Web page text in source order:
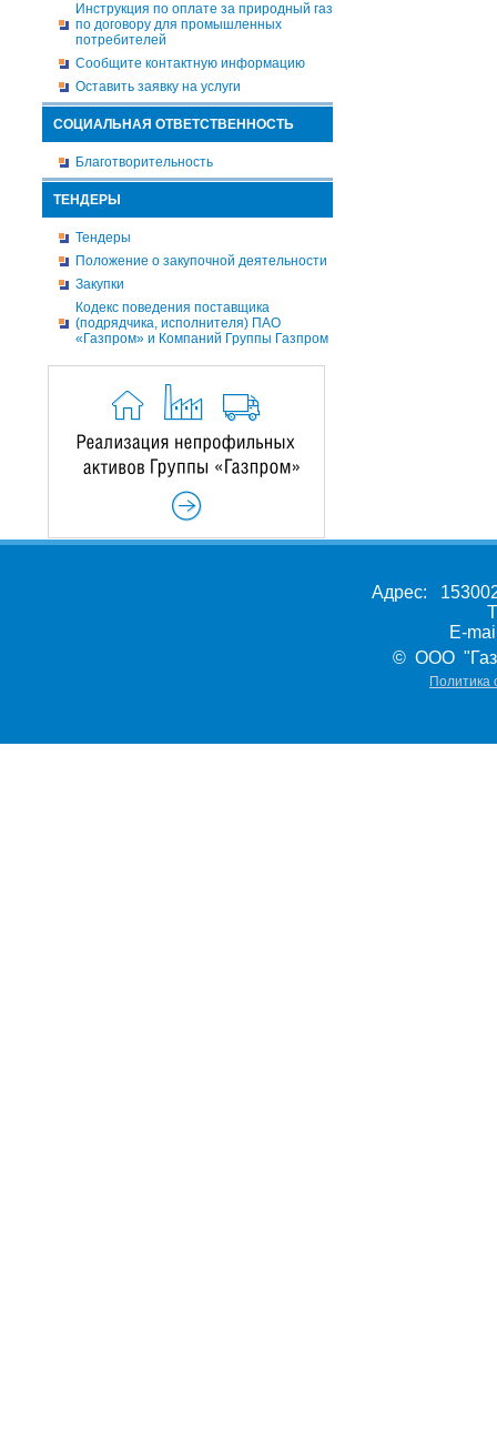
Инструкция по оплате за природный газ
по договору для промышленных
потребителей
Сообщите контактную информацию
Оставить заявку на услуги
СОЦИАЛЬНАЯ ОТВЕТСТВЕННОСТЬ
Благотворительность
ТЕНДЕРЫ
Тендеры
Положение о закупочной деятельности
Закупки
Кодекс поведения поставщика
(подрядчика, исполнителя) ПАО
«Газпром» и Компаний Группы Газпром
Адрес:
E-
© ООО
Политика